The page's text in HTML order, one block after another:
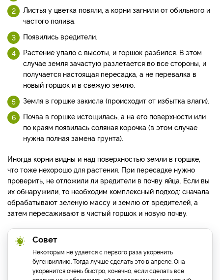
Листья у цветка повяли, а корни загнили от обильного и
частого полива.
Появились вредители.
Растение упало с высоты, и горшок разбился. В этом
случае земля зачастую разлетается во все стороны, и
получается настоящая пересадка, а не перевалка в
новый горшок и в свежую землю.
Земля в горшке закисла (происходит от избытка влаги).
Почва в горшке истощилась, а на его поверхности или
по краям появилась соляная корочка (в этом случае
нужна полная замена грунта).
Иногда корни видны и над поверхностью земли в горшке,
что тоже нехорошо для растения. При пересадке нужно
проверить, не отложили ли вредители в почву яйца. Если вы
их обнаружили, то необходим комплексный подход: сначала
обрабатывают зеленую массу и землю от вредителей, а
затем пересаживают в чистый горшок и новую почву.
Совет
Некоторым не удается с первого раза укоренить
бугенвиллию. Тогда лучше сделать это в апреле. Она
укоренится очень быстро, конечно, если сделать все